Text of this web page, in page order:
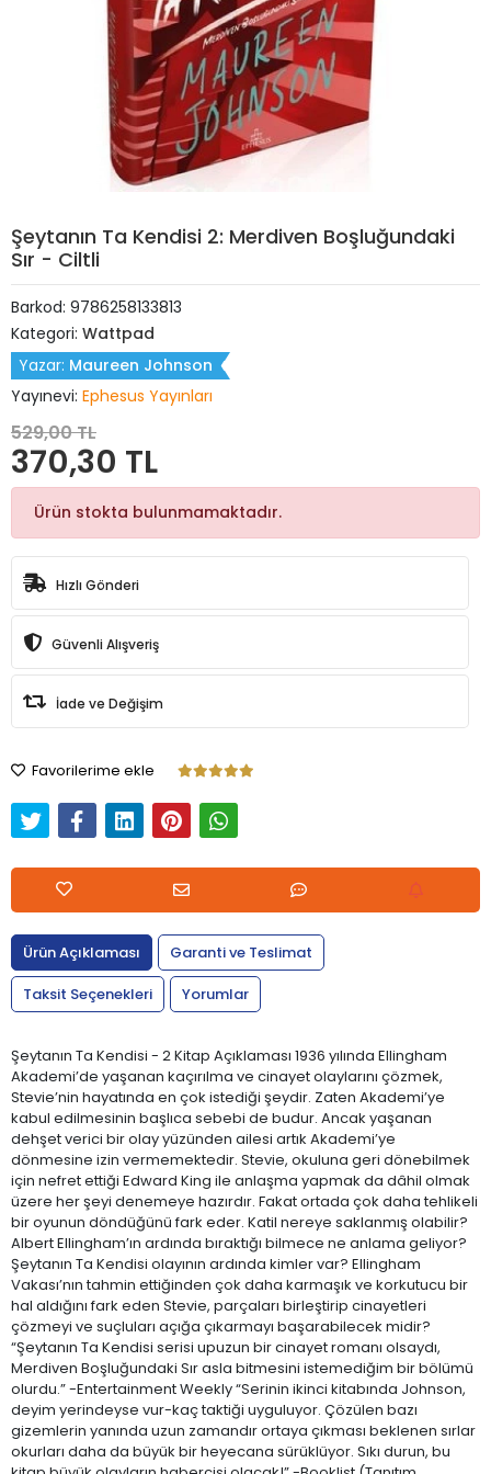
Şeytanın Ta Kendisi 2: Merdiven Boşluğundaki
Sır - Ciltli
Barkod: 9786258133813
Kategori: Wattpad
Yazar: Maureen Johnson
Yayınevi: Ephesus Yayınları
529,00 TL
370,30 TL
Ürün stokta bulunmamaktadır.
Hızlı Gönderi
Güvenli Alışveriş
İade ve Değişim
Favorilerime ekle
Ürün Açıklaması
Garanti ve Teslimat
Taksit Seçenekleri
Yorumlar
Şeytanın Ta Kendisi - 2 Kitap Açıklaması 1936 yılında Ellingham
Akademi’de yaşanan kaçırılma ve cinayet olaylarını çözmek,
Stevie’nin hayatında en çok istediği şeydir. Zaten Akademi’ye
kabul edilmesinin başlıca sebebi de budur. Ancak yaşanan
dehşet verici bir olay yüzünden ailesi artık Akademi’ye
dönmesine izin vermemektedir. Stevie, okuluna geri dönebilmek
için nefret ettiği Edward King ile anlaşma yapmak da dâhil olmak
üzere her şeyi denemeye hazırdır. Fakat ortada çok daha tehlikeli
bir oyunun döndüğünü fark eder. Katil nereye saklanmış olabilir?
Albert Ellingham’ın ardında bıraktığı bilmece ne anlama geliyor?
Şeytanın Ta Kendisi olayının ardında kimler var? Ellingham
Vakası’nın tahmin ettiğinden çok daha karmaşık ve korkutucu bir
hal aldığını fark eden Stevie, parçaları birleştirip cinayetleri
çözmeyi ve suçluları açığa çıkarmayı başarabilecek midir?
“Şeytanın Ta Kendisi serisi upuzun bir cinayet romanı olsaydı,
Merdiven Boşluğundaki Sır asla bitmesini istemediğim bir bölümü
olurdu.” -Entertainment Weekly “Serinin ikinci kitabında Johnson,
deyim yerindeyse vur-kaç taktiği uyguluyor. Çözülen bazı
gizemlerin yanında uzun zamandır ortaya çıkması beklenen sırlar
okurları daha da büyük bir heyecana sürüklüyor. Sıkı durun, bu